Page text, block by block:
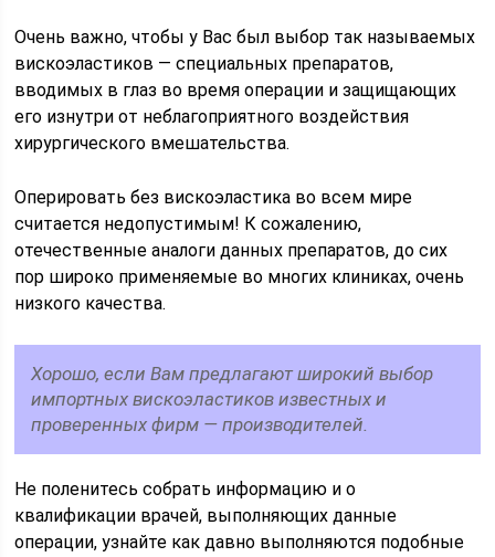
Очень важно, чтобы у Вас был выбор так называемых
вискоэластиков — специальных препаратов,
вводимых в глаз во время операции и защищающих
его изнутри от неблагоприятного воздействия
хирургического вмешательства.
Оперировать без вискоэластика во всем мире
считается недопустимым! К сожалению,
отечественные аналоги данных препаратов, до сих
пор широко применяемые во многих клиниках, очень
низкого качества.
Хорошо, если Вам предлагают широкий выбор
импортных вискоэластиков известных и
проверенных фирм — производителей.
Не поленитесь собрать информацию и о
квалификации врачей, выполняющих данные
операции, узнайте как давно выполняются подобные